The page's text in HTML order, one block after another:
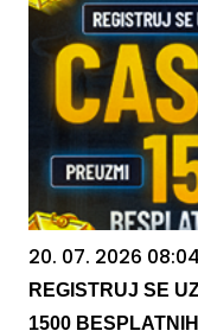
20. 07. 2026 08:04
REGISTRUJ SE
1500